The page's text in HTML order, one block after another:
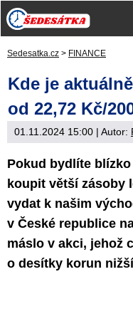
Sedesatka.cz > FINANCE
Kde je
od 22,72 Kč/
01.11.2024 15:00 | Autor:
Pokud bydlíte
koupit větší zásoby
vydat k našim
v České republice
máslo v akci, jehož
o desítky korun